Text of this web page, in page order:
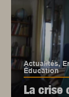
Actualités,
Éducation
La crise